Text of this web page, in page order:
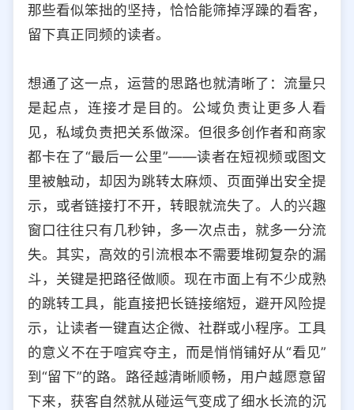
那些看似笨拙的坚持，恰恰能筛掉浮躁的看客，
留下真正同频的读者。
想通了这一点，运营的思路也就清晰了：流量只
是起点，连接才是目的。公域负责让更多人看
见，私域负责把关系做深。但很多创作者和商家
都卡在了“最后一公里”——读者在短视频或图文
里被触动，却因为跳转太麻烦、页面弹出安全提
示，或者链接打不开，转眼就流失了。人的兴趣
窗口往往只有几秒钟，多一次点击，就多一分流
失。其实，高效的引流根本不需要堆砌复杂的漏
斗，关键是把路径做顺。现在市面上有不少成熟
的跳转工具，能直接把长链接缩短，避开风险提
示，让读者一键直达企微、社群或小程序。工具
的意义不在于喧宾夺主，而是悄悄铺好从“看见”
到“留下”的路。路径越清晰顺畅，用户越愿意留
下来，获客自然就从碰运气变成了细水长流的沉